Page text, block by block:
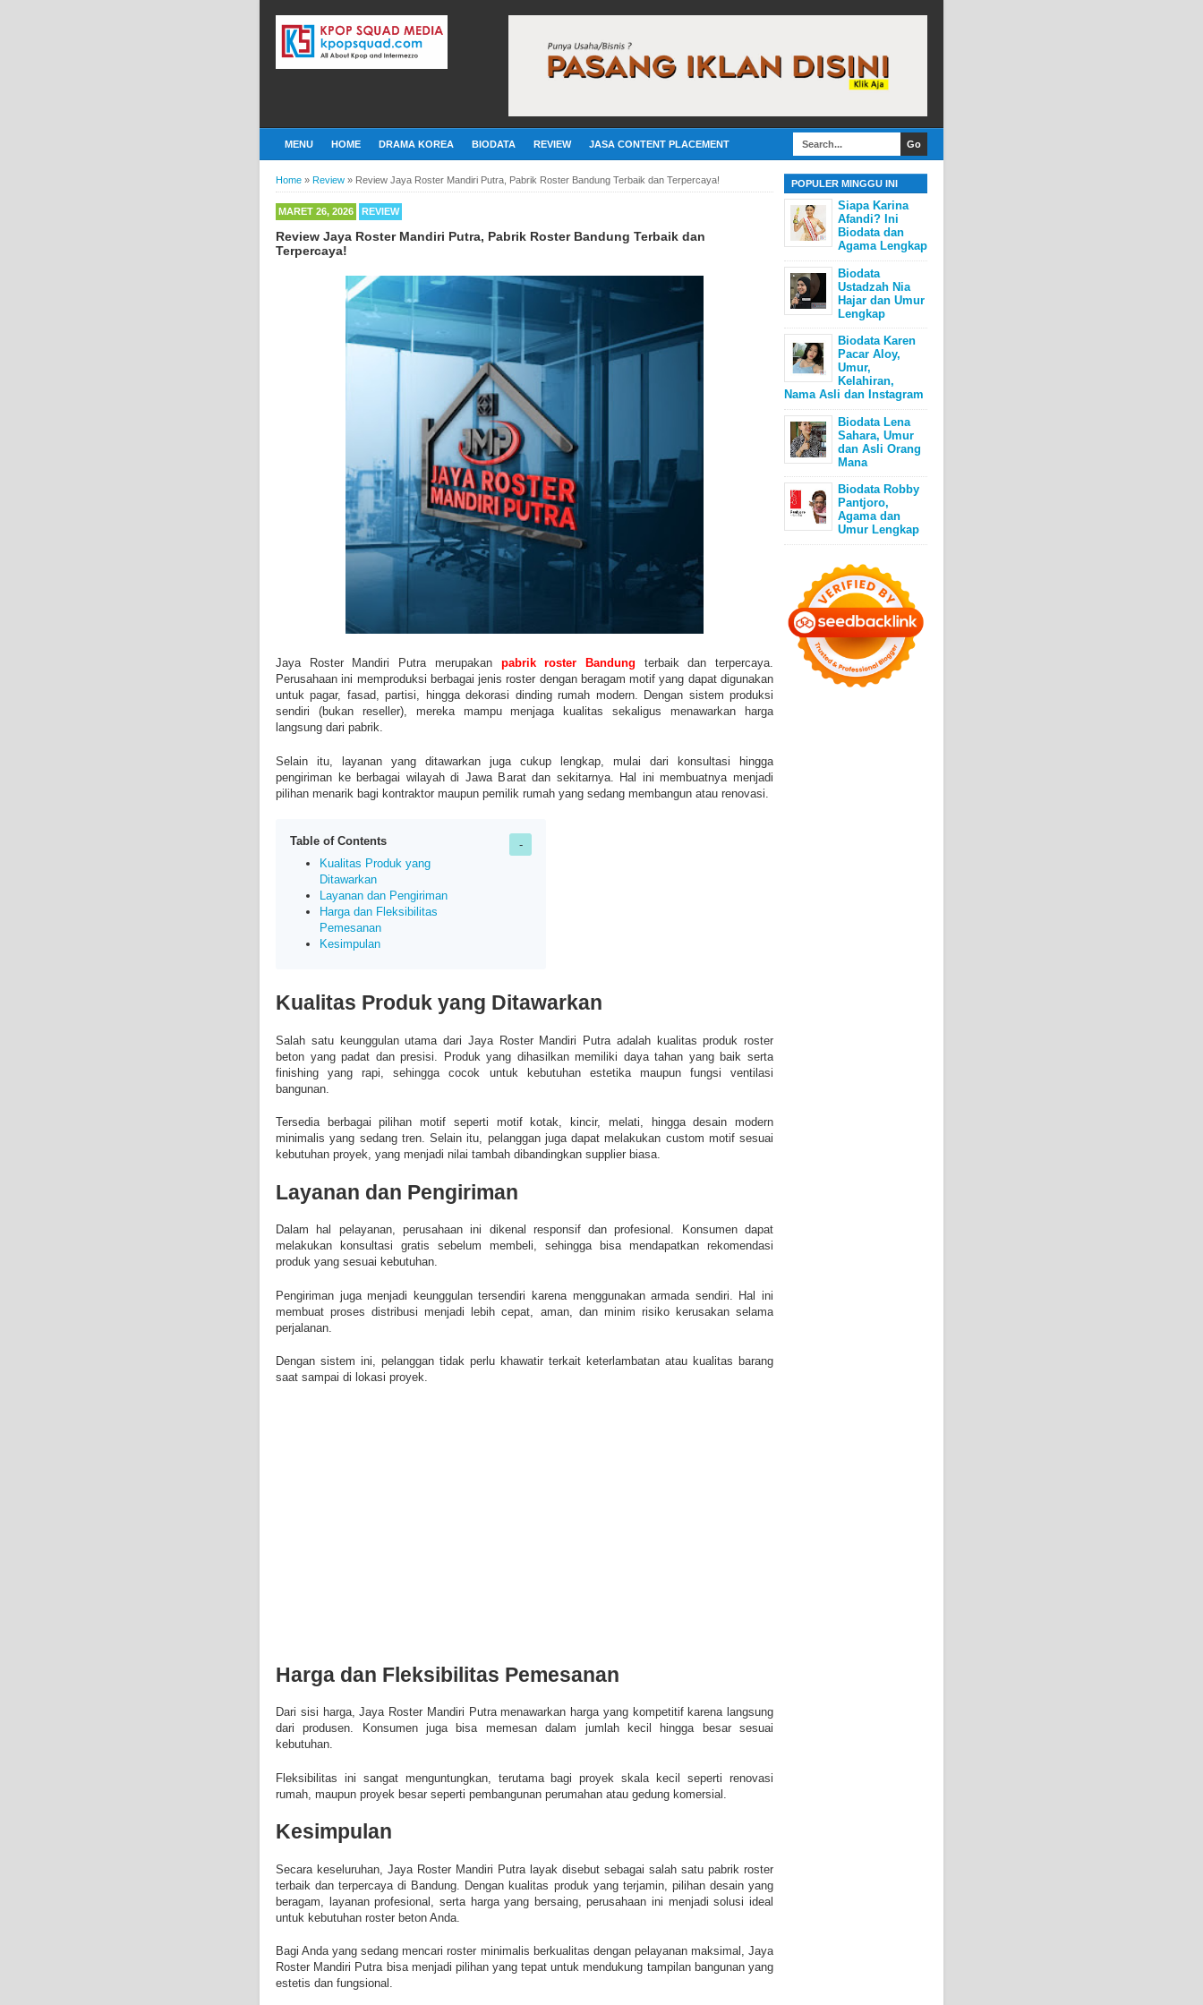
MENU HOME DRAMA KOREA BIODATA REVIEW JASA CONTENT PLACEMENT
Home » Review » Review Jaya Roster Mandiri Putra, Pabrik Roster Bandung Terbaik dan Terpercaya!
MARET 26, 2026 REVIEW
Review Jaya Roster Mandiri Putra, Pabrik Roster Bandung Terbaik dan
Terpercaya!
Jaya Roster Mandiri Putra merupakan pabrik roster Bandung terbaik dan terpercaya.
Perusahaan ini memproduksi berbagai jenis roster dengan beragam motif yang dapat digunakan
untuk pagar, fasad, partisi, hingga dekorasi dinding rumah modern. Dengan sistem produksi
sendiri (bukan reseller), mereka mampu menjaga kualitas sekaligus menawarkan harga
langsung dari pabrik.
Selain itu, layanan yang ditawarkan juga cukup lengkap, mulai dari konsultasi hingga
pengiriman ke berbagai wilayah di Jawa Barat dan sekitarnya. Hal ini membuatnya menjadi
pilihan menarik bagi kontraktor maupun pemilik rumah yang sedang membangun atau renovasi.
Table of Contents
Kualitas Produk yang
Ditawarkan
Layanan dan Pengiriman
Harga dan Fleksibilitas
Pemesanan
Kesimpulan
Kualitas Produk yang Ditawarkan
Salah satu keunggulan utama dari Jaya Roster Mandiri Putra adalah kualitas produk roster
beton yang padat dan presisi. Produk yang dihasilkan memiliki daya tahan yang baik serta
finishing yang rapi, sehingga cocok untuk kebutuhan estetika maupun fungsi ventilasi
bangunan.
Tersedia berbagai pilihan motif seperti motif kotak, kincir, melati, hingga desain modern
minimalis yang sedang tren. Selain itu, pelanggan juga dapat melakukan custom motif sesuai
kebutuhan proyek, yang menjadi nilai tambah dibandingkan supplier biasa.
Layanan dan Pengiriman
Dalam hal pelayanan, perusahaan ini dikenal responsif dan profesional. Konsumen dapat
melakukan konsultasi gratis sebelum membeli, sehingga bisa mendapatkan rekomendasi
produk yang sesuai kebutuhan.
Pengiriman juga menjadi keunggulan tersendiri karena menggunakan armada sendiri. Hal ini
membuat proses distribusi menjadi lebih cepat, aman, dan minim risiko kerusakan selama
perjalanan.
Dengan sistem ini, pelanggan tidak perlu khawatir terkait keterlambatan atau kualitas barang
saat sampai di lokasi proyek.
Harga dan Fleksibilitas Pemesanan
Dari sisi harga, Jaya Roster Mandiri Putra menawarkan harga yang kompetitif karena langsung
dari produsen. Konsumen juga bisa memesan dalam jumlah kecil hingga besar sesuai
kebutuhan.
Fleksibilitas ini sangat menguntungkan, terutama bagi proyek skala kecil seperti renovasi
rumah, maupun proyek besar seperti pembangunan perumahan atau gedung komersial.
Kesimpulan
Secara keseluruhan, Jaya Roster Mandiri Putra layak disebut sebagai salah satu pabrik roster
terbaik dan terpercaya di Bandung. Dengan kualitas produk yang terjamin, pilihan desain yang
beragam, layanan profesional, serta harga yang bersaing, perusahaan ini menjadi solusi ideal
untuk kebutuhan roster beton Anda.
Bagi Anda yang sedang mencari roster minimalis berkualitas dengan pelayanan maksimal, Jaya
Roster Mandiri Putra bisa menjadi pilihan yang tepat untuk mendukung tampilan bangunan yang
estetis dan fungsional.
POPULER MINGGU INI
Siapa Karina
Afandi? Ini
Biodata dan
Agama Lengkap
Biodata
Ustadzah Nia
Hajar dan Umur
Lengkap
Biodata Karen
Pacar Aloy,
Umur,
Kelahiran,
Nama Asli dan Instagram
Biodata Lena
Sahara, Umur
dan Asli Orang
Mana
Biodata Robby
Pantjoro,
Agama dan
Umur Lengkap